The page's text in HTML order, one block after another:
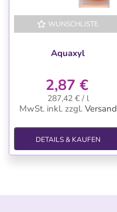
WUNSCHLISTE
Aquaxyl
2,87 €
287,42 € / l
MwSt. inkl. zzgl. Versand
DETAILS & KAUFEN